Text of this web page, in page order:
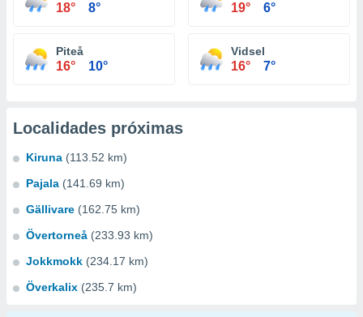
18° 8° 19° 6°
Piteå
16° 10°
Vidsel
16° 7°
Localidades próximas
Kiruna (113.52 km)
Pajala (141.69 km)
Gällivare (162.75 km)
Övertorneå (233.93 km)
Jokkmokk (234.17 km)
Överkalix (235.7 km)